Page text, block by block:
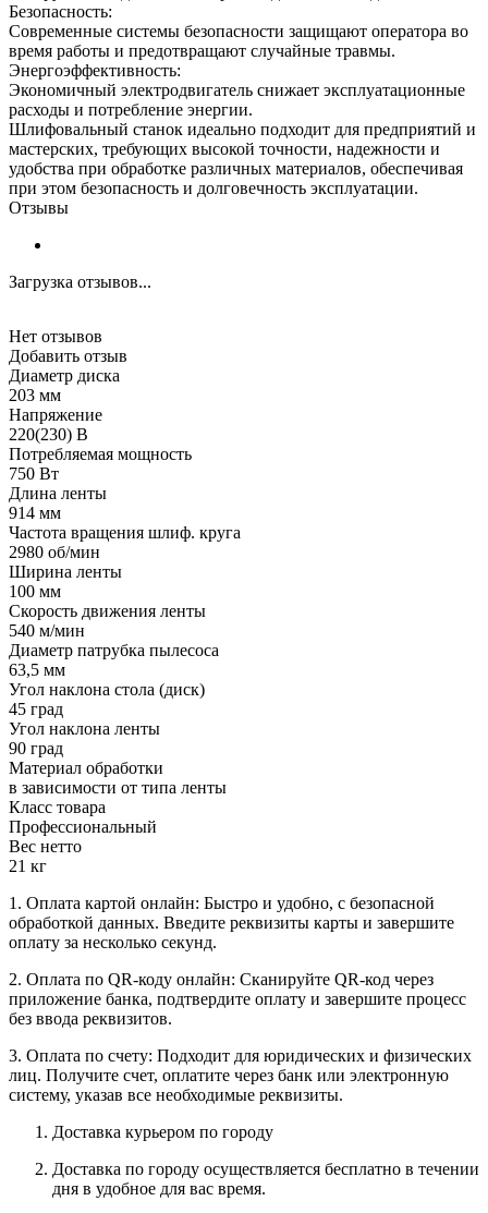
Безопасность:
Современные системы безопасности защищают оператора во
время работы и предотвращают случайные травмы.
Энергоэффективность:
Экономичный электродвигатель снижает эксплуатационные
расходы и потребление энергии.
Шлифовальный станок идеально подходит для предприятий и
мастерских, требующих высокой точности, надежности и
удобства при обработке различных материалов, обеспечивая
при этом безопасность и долговечность эксплуатации.
Отзывы
Загрузка отзывов...
Нет отзывов
Добавить отзыв
Диаметр диска
203 мм
Напряжение
220(230) В
Потребляемая мощность
750 Вт
Длина ленты
914 мм
Частота вращения шлиф. круга
2980 об/мин
Ширина ленты
100 мм
Скорость движения ленты
540 м/мин
Диаметр патрубка пылесоса
63,5 мм
Угол наклона стола (диск)
45 град
Угол наклона ленты
90 град
Материал обработки
в зависимости от типа ленты
Класс товара
Профессиональный
Вес нетто
21 кг
1. Оплата картой онлайн: Быстро и удобно, с безопасной
обработкой данных. Введите реквизиты карты и завершите
оплату за несколько секунд.
2. Оплата по QR-коду онлайн: Сканируйте QR-код через
приложение банка, подтвердите оплату и завершите процесс
без ввода реквизитов.
3. Оплата по счету: Подходит для юридических и физических
лиц. Получите счет, оплатите через банк или электронную
систему, указав все необходимые реквизиты.
Доставка курьером по городу
Доставка по городу осуществляется бесплатно в течении
дня в удобное для вас время.